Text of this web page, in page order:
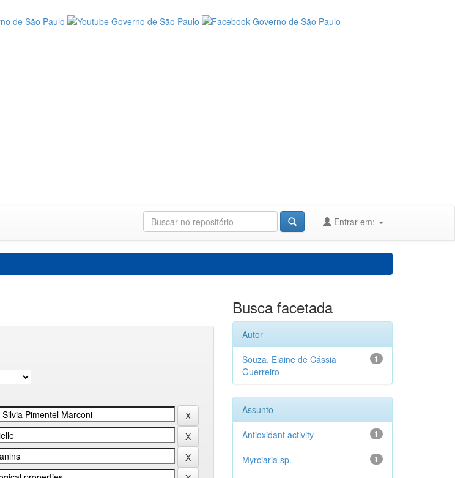
Entrar em:
Busca facetada
Autor
1
Souza, Elaine de Cássia
Guerreiro
Assunto
1
Antioxidant activity
1
Myrciaria sp.